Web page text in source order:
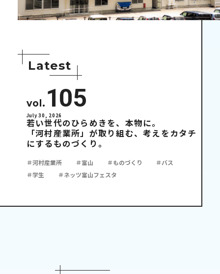
Latest
vol. 105
July 30, 2026
若い世代のひらめきを、本物に。
「河村産業所」が取り組む、考えをカタチ
にするものづくり。
＃河村産業所 ＃富山 ＃ものづくり
＃バス
＃学生
＃ネッツ富山フェスタ